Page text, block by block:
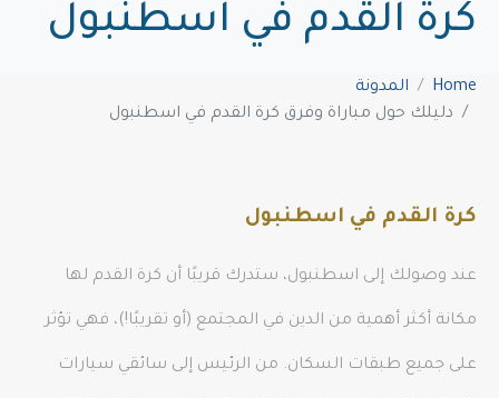
كرة القدم في اسطنبول
Home
المدونة
دليلك حول مباراة وفرق كرة القدم في اسطنبول
كرة القدم في اسطنبول
عند وصولك إلى اسطنبول، ستدرك قريبًا أن كرة القدم لها
مكانة أكثر أهمية من الدين في المجتمع (أو تقريبًا!)، فهي تؤثر
على جميع طبقات السكان. من الرئيس إلى سائقي سيارات